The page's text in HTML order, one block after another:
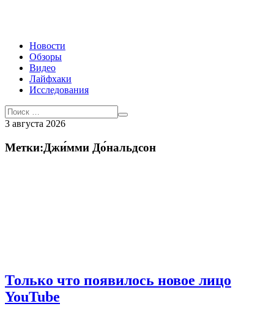
Новости
Обзоры
Видео
Лайфхаки
Исследования
3 августа 2026
Метки:Джи́мми До́нальдсон
Только что появилось новое лицо
YouTube